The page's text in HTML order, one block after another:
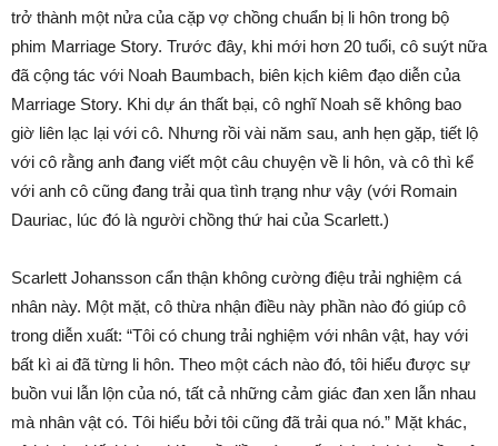
trở thành một nửa của cặp vợ chồng chuẩn bị li hôn trong bộ
phim Marriage Story. Trước đây, khi mới hơn 20 tuổi, cô suýt nữa
đã cộng tác với Noah Baumbach, biên kịch kiêm đạo diễn của
Marriage Story. Khi dự án thất bại, cô nghĩ Noah sẽ không bao
giờ liên lạc lại với cô. Nhưng rồi vài năm sau, anh hẹn gặp, tiết lộ
với cô rằng anh đang viết một câu chuyện về li hôn, và cô thì kể
với anh cô cũng đang trải qua tình trạng như vậy (với Romain
Dauriac, lúc đó là người chồng thứ hai của Scarlett.)
Scarlett Johansson cẩn thận không cường điệu trải nghiệm cá
nhân này. Một mặt, cô thừa nhận điều này phần nào đó giúp cô
trong diễn xuất: “Tôi có chung trải nghiệm với nhân vật, hay với
bất kì ai đã từng li hôn. Theo một cách nào đó, tôi hiểu được sự
buồn vui lẫn lộn của nó, tất cả những cảm giác đan xen lẫn nhau
mà nhân vật có. Tôi hiểu bởi tôi cũng đã trải qua nó.” Mặt khác,